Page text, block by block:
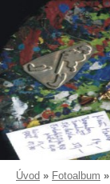
Úvod » Fotoalbum »